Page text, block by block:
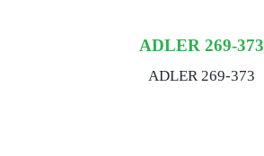
ADLER 269-373
ADLER 269-373